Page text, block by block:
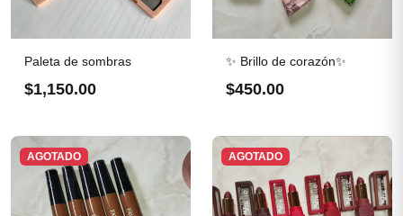
Paleta de sombras
$1,150.00
✨ Brillo de corazón✨
$450.00
AGOTADO AGOTADO